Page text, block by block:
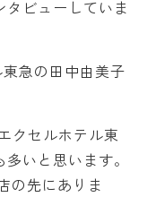
ビューしていま
急の田中由美子
クセルホテル東
いと思います。
の先にありま